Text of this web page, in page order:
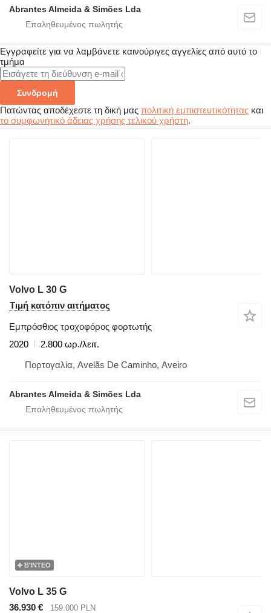
Abrantes Almeida & Simões Lda
Εγγραφείτε για να λαμβάνετε καινούριγες αγγελίες από αυτό το
τμήμα
Συνδρομή
Πατώντας αποδέχεστε τη δική μας πολιτική εμπιστευτικότητας και
το συμφωνητικό άδειας χρήσης τελικού χρήστη.
Volvo L 30 G
Τιμή κατόπιν αιτήματος
Εμπρόσθιος τροχοφόρος φορτωτής
2020
2.800 ωρ./λειτ.
Πορτογαλία, Avelãs De Caminho, Aveiro
Abrantes Almeida & Simões Lda
ΒΊΝΤΕΟ
Volvo L 35 G
36.930 €
159.000 PLN